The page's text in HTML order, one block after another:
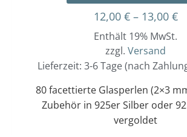
12,00 € – 13,00 €
Enthält 19% MwSt.
zzgl. Versand
Lieferzeit: 3-6 Tage (nach
80 facettierte Glasperlen (2×3
Zubehör in 925er Silber oder
vergoldet